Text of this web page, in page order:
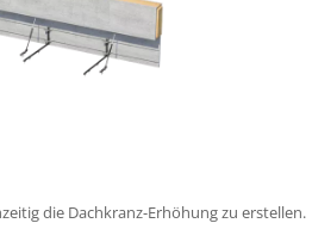
die Dachkranz-Erhöhung zu erstellen.